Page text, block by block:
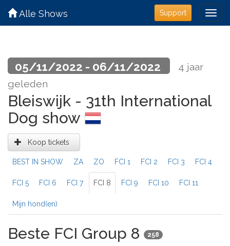
Support
Alle Shows
05/11/2022 - 06/11/2022
4 jaar
geleden
Bleiswijk - 31th International
Dog show
Koop tickets
BEST IN SHOW ZA ZO FCI 1 FCI 2 FCI 3 FCI 4
FCI 5 FCI 6 FCI 7 FCI 8 FCI 9 FCI 10 FCI 11
Mijn hond(en)
Beste FCI Group 8 258